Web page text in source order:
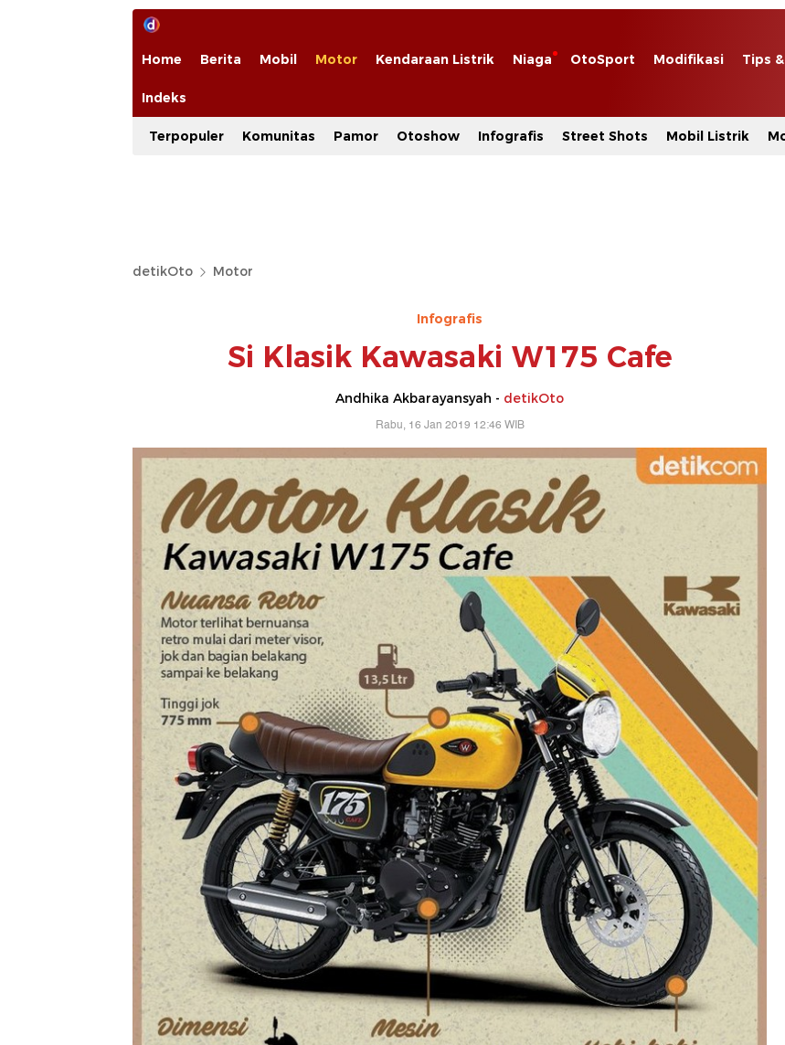
Home Berita Mobil Motor Kendaraan Listrik Niaga OtoSport Modifikasi Tips
Indeks
Terpopuler Komunitas Pamor Otoshow Infografis Street Shots Mobil Listrik
detikOto Motor
Infografis
Si Klasik Kawasaki W175 Cafe
Andhika Akbarayansyah - detikOto
Rabu, 16 Jan 2019 12:46 WIB